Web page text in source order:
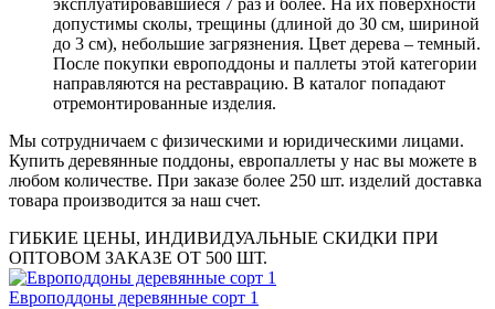
эксплуатировавшиеся 7 раз и более. На их поверхности
допустимы сколы, трещины (длиной до 30 см, шириной
до 3 см), небольшие загрязнения. Цвет дерева – темный.
После покупки европоддоны и паллеты этой категории
направляются на реставрацию. В каталог попадают
отремонтированные изделия.
Мы сотрудничаем с физическими и юридическими лицами.
Купить деревянные поддоны, европаллеты у нас вы можете в
любом количестве. При заказе более 250 шт. изделий доставка
товара производится за наш счет.
ГИБКИЕ ЦЕНЫ, ИНДИВИДУАЛЬНЫЕ СКИДКИ ПРИ
ОПТОВОМ ЗАКАЗЕ ОТ 500 ШТ.
Европоддоны деревянные сорт 1